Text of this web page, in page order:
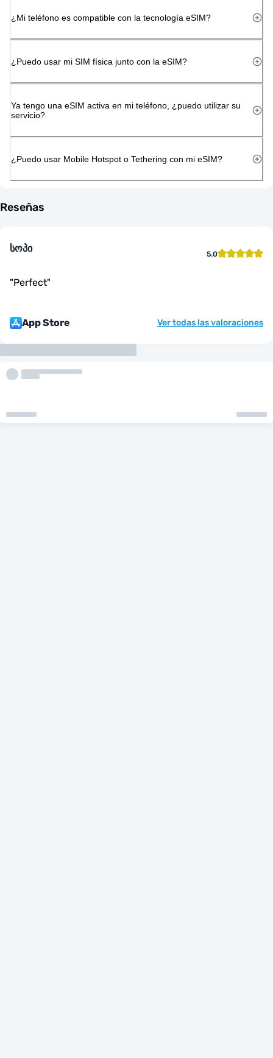
¿Mi teléfono es compatible con la tecnología eSIM?
¿Puedo usar mi SIM física junto con la eSIM?
Ya tengo una eSIM activa en mi teléfono, ¿puedo utilizar su
servicio?
¿Puedo usar Mobile Hotspot o Tethering con mi eSIM?
Reseñas
სოპი 5.0
"Perfect"
App Store Ver todas las valoraciones